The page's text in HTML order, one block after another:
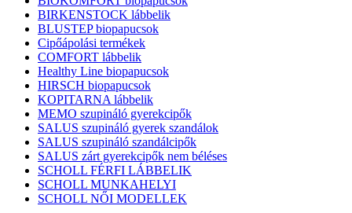
BIRKENSTOCK lábbelik
BLUSTEP biopapucsok
Cipőápolási termékek
COMFORT lábbelik
Healthy Line biopapucsok
HIRSCH biopapucsok
KOPITARNA lábbelik
MEMO szupináló gyerekcipők
SALUS szupináló gyerek szandálok
SALUS szupináló szandálcipők
SALUS zárt gyerekcipők nem béléses
SCHOLL FÉRFI LÁBBELIK
SCHOLL MUNKAHELYI
SCHOLL NŐI MODELLEK